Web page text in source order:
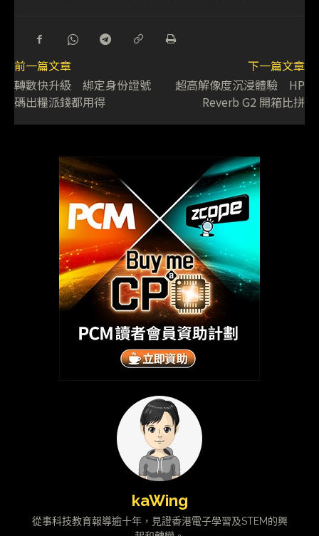
前一篇文章
轉數快升級 綁定身份證號
碼出糧派錢都用得
下一篇文章
超高解像度沉浸體驗 HP
Reverb G2 開箱比拼
kaWing
從事科技教育報導逾十年，見證香港電子學習及STEM的興